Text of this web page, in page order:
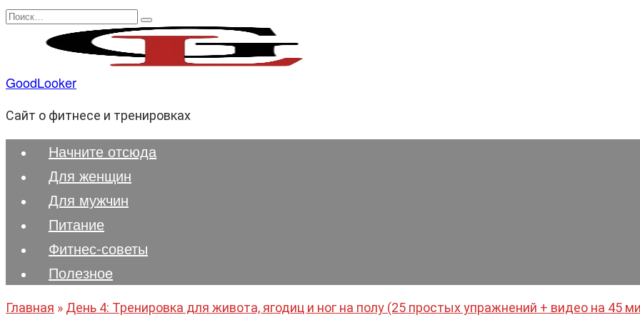
Перейти
содержанию
Search
GoodLooker
Сайт о фитнесе и тренировках
Начните отсюда
Для женщин
Для мужчин
Питание
Фитнес-советы
Полезноe
Главная » День 4: Тренировка для живота, ягодиц и ног на полу (25 простых упражнений + видео на 45